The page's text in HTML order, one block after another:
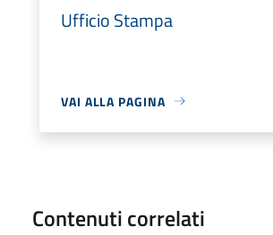
Ufficio Stampa
VAI ALLA PAGINA
Contenuti correlati